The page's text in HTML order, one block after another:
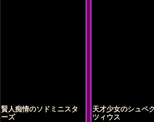
賢人痴情のソドミニスタ
ーズ
天才少女のシュペ
ツィウス